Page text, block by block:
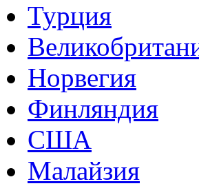
Турция
Норвегия
Финляндия
США
Малайзия